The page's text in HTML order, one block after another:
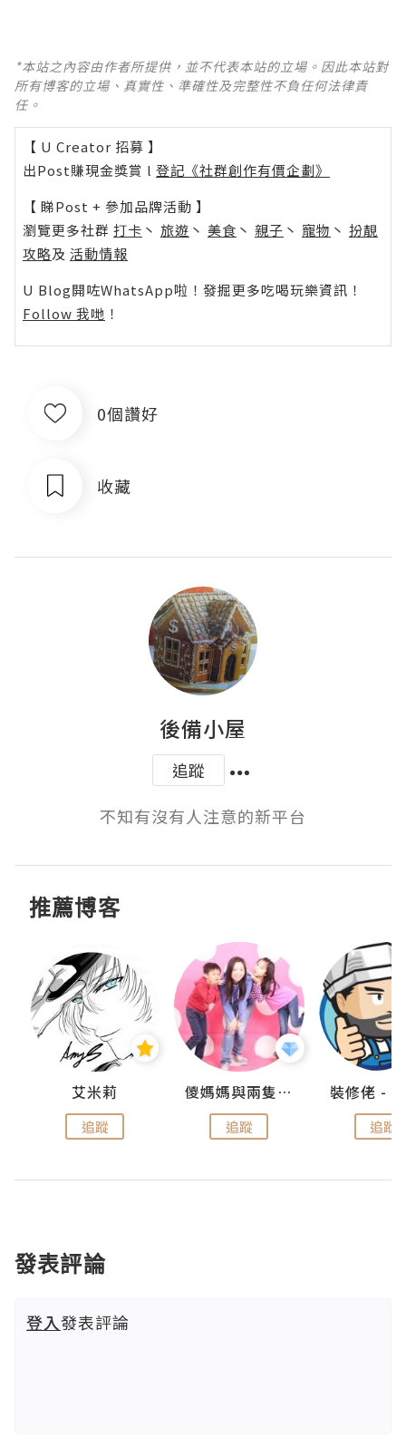
*本站之內容由作者所提供，並不代表本站的立場。因此本站對
所有博客的立場、真實性、準確性及完整性不負任何法律責
任。
【 U Creator 招募 】
出Post賺現金獎賞 l 登記《社群創作有價企劃》
【 睇Post + 參加品牌活動 】
瀏覽更多社群 打卡 丶 旅遊 丶 美食 丶 親子 丶 寵物 丶 扮靚
攻略及 活動情報
U Blog開咗WhatsApp啦！發掘更多吃喝玩樂資訊！
Follow 我哋 ！
0個讚好
收藏
後備小屋
追蹤
不知有沒有人注意的新平台
推薦博客
艾米莉
追蹤
儍媽媽與兩隻小魔怪之家
追蹤 追蹤
發表評論
登入發表評論